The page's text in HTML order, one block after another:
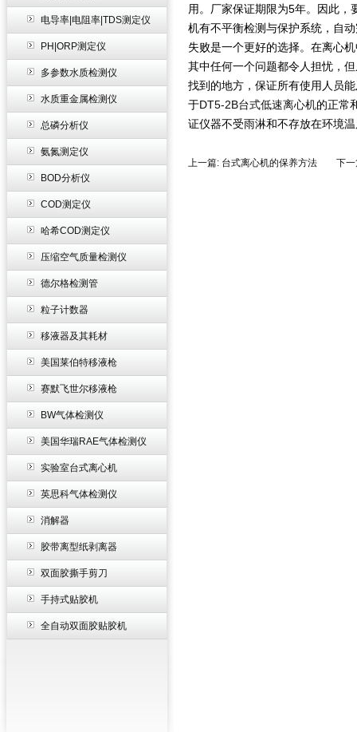
电导率|电阻率|TDS测定仪
PH|ORP测定仪
多参数水质检测仪
水质重金属检测仪
总磷分析仪
氨氮测定仪
BOD分析仪
COD测定仪
哈希COD测定仪
压缩空气质量检测仪
德尔格检测管
粒子计数器
移液器及其耗材
美国莱伯特移液枪
赛默飞世尔移液枪
BW气体检测仪
美国华瑞RAE气体检测仪
实验室台式离心机
英思科气体检测仪
消解器
胶带离型纸剥离器
双面胶撕手剪刀
手持式贴胶机
全自动双面胶贴胶机
用。厂家保证期限为5年。因此
机有不平衡检测与保护系统，自
失败是一个更好的选择。在离心
其中任何一个问题都令人担忧，
找到的地方，保证所有使用人员
于DT5-2B台式低速离心机的正常
证仪器不受雨淋和不存放在环境
上一篇: 台式离心机的保养方法 下一